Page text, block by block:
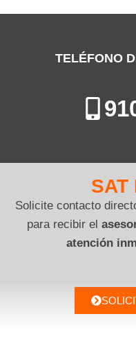
TELÉFONO
SAT
Solicite contacto
para recibir el
atención